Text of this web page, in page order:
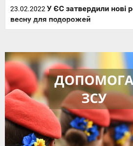
23.02.2022 У ЄС затвердили нові
весну для подорожей